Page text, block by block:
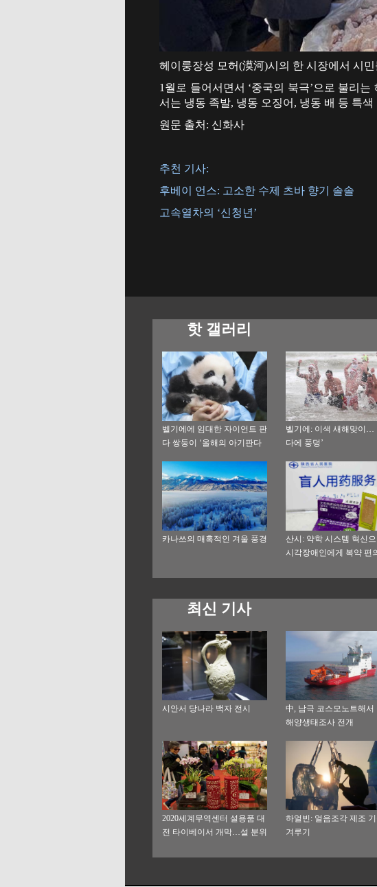
헤이룽장성 모허(漠河)시의 한 시장에서 시
1월로 들어서면서 ‘중국의 북극’으로 불리
서는 냉동 족발, 냉동 오징어, 냉동 배 등 특
원문 출처: 신화사
추천 기사:
후베이 언스: 고소한 수제 츠바 향기 솔솔
고속열차의 ‘신청년’
핫 갤러리
벨기에에 임대한 자이언트 판
다 쌍둥이 ‘올해의 아기판다
벨기에: 이색 새해맞이…
다에 풍덩’
카나쓰의 매혹적인 겨울 풍경
산시: 약학 시스템 혁신
시각장애인에게 복약 편
최신 기사
시안서 당나라 백자 전시
中, 남극 코스모노트해서
해양생태조사 전개
2020세계무역센터 설용품 대
전 타이베이서 개막…설 분위
하얼빈: 얼음조각 제조
겨루기